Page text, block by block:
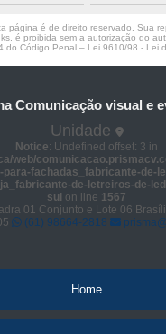
página é de direito reservado. Sua
é proibida sem a autorização do
do Código Penal – Lei 9610/98 - Lei
Comunicação visual e
Unidade
Notice: Undefined offset: 3 in
web/
para-fachadas_fabricante-de-
de-letreiros-de-
sul on line 1567
01 Conjunto e Lote 06
(61) 98664-2818
Home